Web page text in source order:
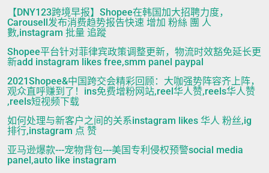
【DNY123跨境早报】Shopee在韩国加大招聘力度，
Carousell发布消费趋势报告快速 增加 粉絲 團 人
數,instagram 批量 追蹤
Shopee平台针对菲律宾政策调整更新，物流时效豁免延长更
新add instagram likes free,smm panel paypal
2021Shopee&中国跨交会精彩回顾：大咖强势阵容齐上阵，
观众直呼赚到了！ins免费增粉网站,reel华人赞,reels华人赞
,reels短视频下载
如何处理与新客户之间的关系instagram likes 华人 粉丝,ig
排行,instagram 点 赞
亚马逊爆款---宠物背包---美国专利侵权预警social media
panel,auto like instagram